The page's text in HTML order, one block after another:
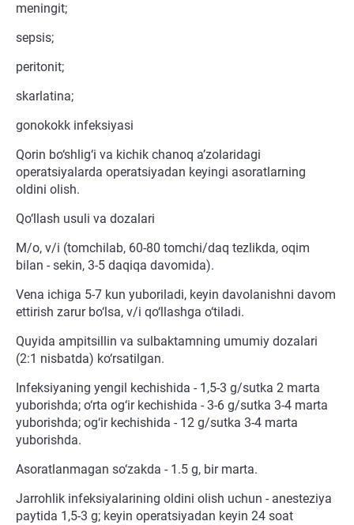
meningit;
sepsis;
peritonit;
skarlatina;
gonokokk infeksiyasi
Qorin bo‘shlig‘i va kichik chanoq a’zolaridagi
operatsiyalarda operatsiyadan keyingi asoratlarning
oldini olish.
Qo‘llash usuli va dozalari
M/o, v/i (tomchilab, 60-80 tomchi/daq tezlikda, oqim
bilan - sekin, 3-5 daqiqa davomida).
Vena ichiga 5-7 kun yuboriladi, keyin davolanishni davom
ettirish zarur bo‘lsa, v/i qo‘llashga o‘tiladi.
Quyida ampitsillin va sulbaktamning umumiy dozalari
(2:1 nisbatda) ko‘rsatilgan.
Infeksiyaning yengil kechishida - 1,5-3 g/sutka 2 marta
yuborishda; o‘rta og‘ir kechishida - 3-6 g/sutka 3-4 marta
yuborishda; og‘ir kechishida - 12 g/sutka 3-4 marta
yuborishda.
Asoratlanmagan so‘zakda - 1.5 g, bir marta.
Jarrohlik infeksiyalarining oldini olish uchun - anesteziya
paytida 1,5-3 g; keyin operatsiyadan keyin 24 soat